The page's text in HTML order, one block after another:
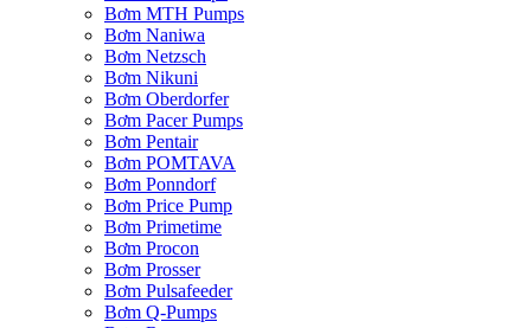
Bơm MTH Pumps
Bơm Naniwa
Bơm Netzsch
Bơm Nikuni
Bơm Oberdorfer
Bơm Pacer Pumps
Bơm Pentair
Bơm POMTAVA
Bơm Ponndorf
Bơm Price Pump
Bơm Primetime
Bơm Procon
Bơm Prosser
Bơm Pulsafeeder
Bơm Q-Pumps